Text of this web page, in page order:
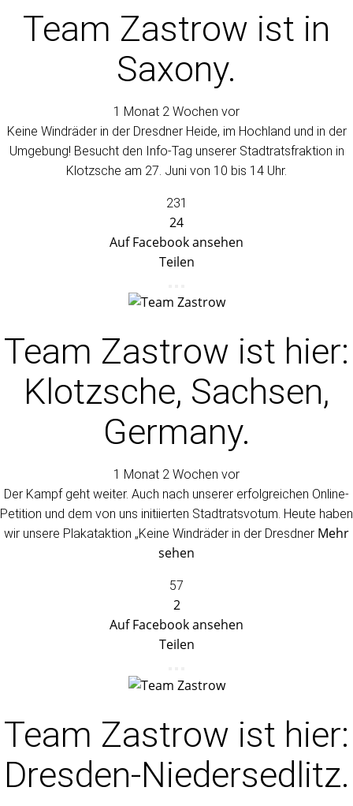
Team Zastrow ist in
Saxony.
1 Monat 2 Wochen vor
Keine Windräder in der Dresdner Heide, im Hochland und in der
Umgebung! Besucht den Info-Tag unserer Stadtratsfraktion in
Klotzsche am 27. Juni von 10 bis 14 Uhr.
231
24
Auf Facebook ansehen
Teilen
Team Zastrow ist hier:
Klotzsche, Sachsen,
Germany.
1 Monat 2 Wochen vor
Der Kampf geht weiter. Auch nach unserer erfolgreichen Online-
Petition und dem von uns initiierten Stadtratsvotum. Heute haben
wir unsere Plakataktion „Keine Windräder in der Dresdner Mehr
sehen
57
2
Auf Facebook ansehen
Teilen
Team Zastrow ist hier:
Dresden-Niedersedlitz.